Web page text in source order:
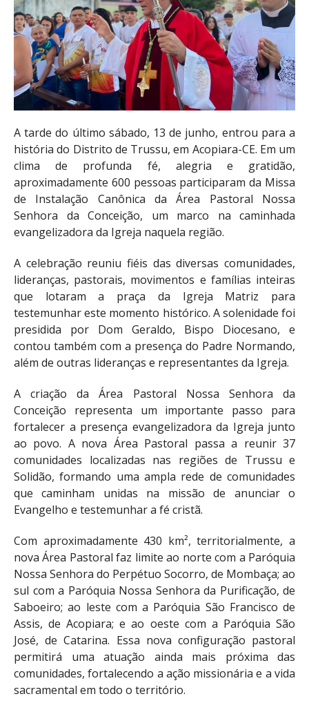
A tarde do último sábado, 13 de junho, entrou para a
história do Distrito de Trussu, em Acopiara-CE. Em um
clima de profunda fé, alegria e gratidão,
aproximadamente 600 pessoas participaram da Missa
de Instalação Canônica da Área Pastoral Nossa
Senhora da Conceição, um marco na caminhada
evangelizadora da Igreja naquela região.
A celebração reuniu fiéis das diversas comunidades,
lideranças, pastorais, movimentos e famílias inteiras
que lotaram a praça da Igreja Matriz para
testemunhar este momento histórico. A solenidade foi
presidida por Dom Geraldo, Bispo Diocesano, e
contou também com a presença do Padre Normando,
além de outras lideranças e representantes da Igreja.
A criação da Área Pastoral Nossa Senhora da
Conceição representa um importante passo para
fortalecer a presença evangelizadora da Igreja junto
ao povo. A nova Área Pastoral passa a reunir 37
comunidades localizadas nas regiões de Trussu e
Solidão, formando uma ampla rede de comunidades
que caminham unidas na missão de anunciar o
Evangelho e testemunhar a fé cristã.
Com aproximadamente 430 km², territorialmente, a
nova Área Pastoral faz limite ao norte com a Paróquia
Nossa Senhora do Perpétuo Socorro, de Mombaça; ao
sul com a Paróquia Nossa Senhora da Purificação, de
Saboeiro; ao leste com a Paróquia São Francisco de
Assis, de Acopiara; e ao oeste com a Paróquia São
José, de Catarina. Essa nova configuração pastoral
permitirá uma atuação ainda mais próxima das
comunidades, fortalecendo a ação missionária e a vida
sacramental em todo o território.